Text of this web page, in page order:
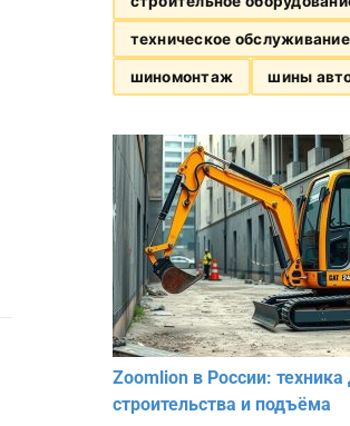
техническое обслуживание
шиномонтаж шины
Zoomlion в России: техника
строительства и подъёма